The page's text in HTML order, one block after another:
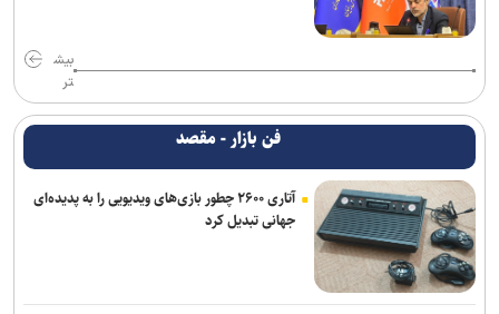
بیش
تر
فن بازار - مقصد
آتاری ۲۶۰۰ چطور بازی‌های ویدیویی را به پدیده‌ای
جهانی تبدیل کرد